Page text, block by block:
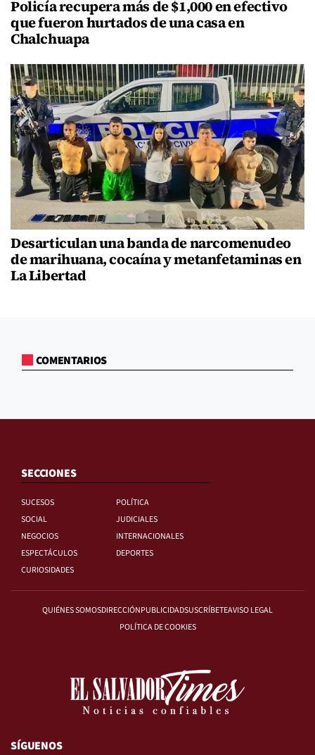
Policía recupera más de $1,000 en efectivo
que fueron hurtados de una casa en
Chalchuapa
Desarticulan una banda de narcomenudeo
de marihuana, cocaína y metanfetaminas en
La Libertad
COMENTARIOS
SECCIONES
SUCESOS
POLÍTICA
SOCIAL
JUDICIALES
NEGOCIOS
INTERNACIONALES
ESPECTÁCULOS
DEPORTES
CURIOSIDADES
QUIÉNES SOMOSDIRECCIÓNPUBLICIDADSUSCRÍBETEAVISO LEGAL
POLÍTICA DE COOKIES
SÍGUENOS